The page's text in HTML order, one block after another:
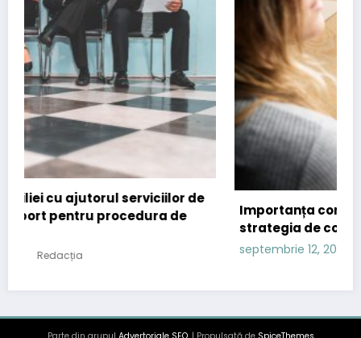
de
Importanța comunicatelor de presă în
strategia de content marketing
septembrie 12, 2024
Parte din grupul Advertoriale SEO. | Propulsată de SpiceThemes